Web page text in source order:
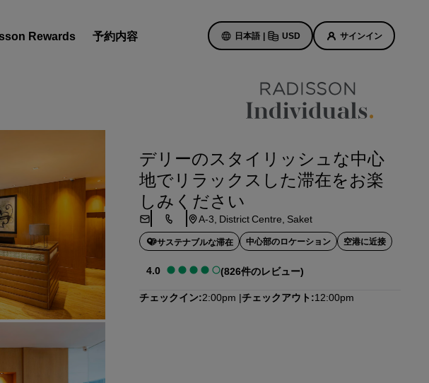
Rewards 予約内容 日本語 | USD サインイン
ス付きアパートメント
トホテル
ープンおよびオープン予定
Meetings
Meetings をご紹介します
を依頼する
トの目的地
ホテルのセール
い
初回限定の予約特典
本日のセール
事前にご予約ください
パッケージをご覧ください
旅のアイデア
デリーのスタイリッシュな中心
地でリラックスした滞在をお楽
しみください
A-3, District Centre, Saket
サステナブルな滞在 中心部のロケーション 空港に近接
4.0
(826件のレビュー)
チェックイン 2:00pm チェックアウト 12:00pm